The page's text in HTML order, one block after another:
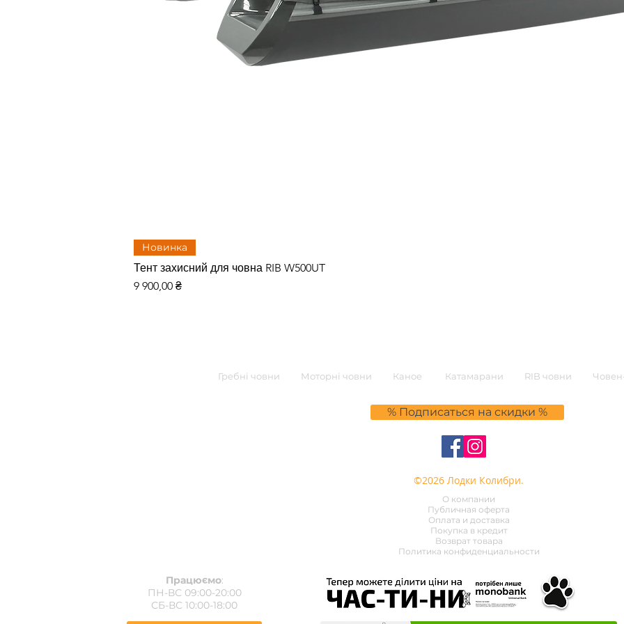
Новинка
Тент захисний для човна RIB W500UT
Цена
9 900,00 ₴
Гребні човни Моторні човни Каное Катамарани RIB човни
% Подписаться на скидки %
©2026 Лодки Колибри.
О компании
Публичная оферта
Оплата и доставка
Покупка в кредит
Возврат товара
Политика конфиденциальности
Працюємо:
ПН-ВС 09:00-20:00
СБ-ВС 10:00-18:00